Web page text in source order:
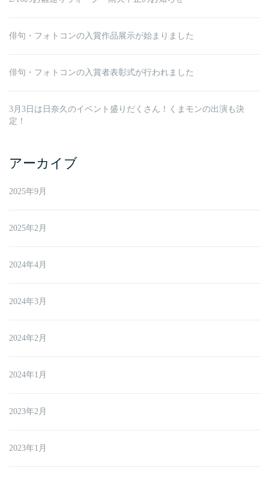
俳句・フォトコンの入賞作品展示が始まりました
俳句・フォトコンの入賞者表彰式が行われました
3月3日は日奈久のイベント盛りだくさん！くまモンの出演も決
定！
アーカイブ
2025年9月
2025年2月
2024年4月
2024年3月
2024年2月
2024年1月
2023年2月
2023年1月